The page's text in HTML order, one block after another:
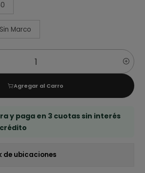
Sin Marco
Agregar al Carro
y paga en 3 cuotas sin interés
de ubicaciones